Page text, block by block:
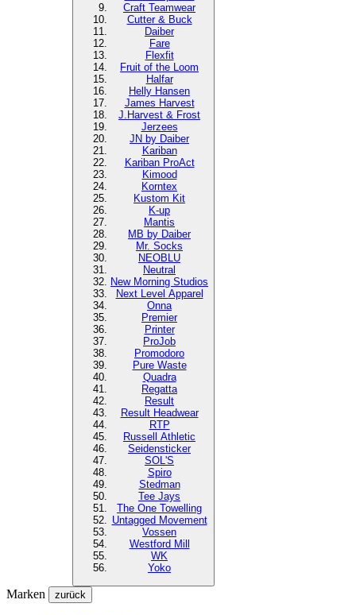
Craft Teamwear
Cutter & Buck
Daiber
Fare
Flexfit
Fruit of the Loom
Halfar
Helly Hansen
James Harvest
J.Harvest & Frost
Jerzees
JN by Daiber
Kariban
Kariban ProAct
Kimood
Korntex
Kustom Kit
K-up
Mantis
MB by Daiber
Mr. Socks
NEOBLU
Neutral
New Morning Studios
Next Level Apparel
Onna
Premier
Printer
ProJob
Promodoro
Pure Waste
Quadra
Regatta
Result
Result Headwear
RTP
Russell Athletic
Seidensticker
SOL'S
Spiro
Stedman
Tee Jays
The One Towelling
Untagged Movement
Vossen
Westford Mill
WK
Yoko
Marken zurück